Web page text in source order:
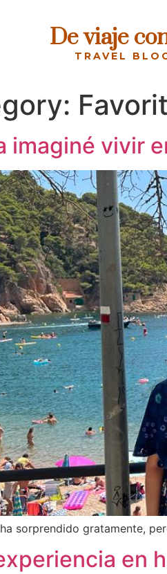
De viaje
TRAVEL
imaginé vivir
sorprendido gratamente,
en